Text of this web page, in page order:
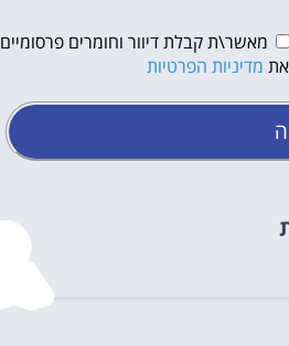
מאשר\ת קבלת דיוור וחומרים פרסומיים
מדיניות הפרטיות